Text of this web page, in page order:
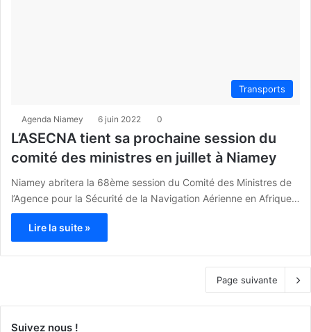
Transports
Agenda Niamey 6 juin 2022 0
L’ASECNA tient sa prochaine session du
comité des ministres en juillet à Niamey
Niamey abritera la 68ème session du Comité des Ministres de
l’Agence pour la Sécurité de la Navigation Aérienne en Afrique…
Lire la suite »
Page suivante
Suivez nous !